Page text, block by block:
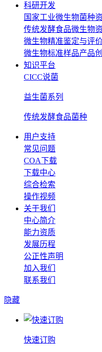
科研开发
国家工业微生物菌种
传统发酵食品微生物
微生物精准鉴定与评
微生物标准样品产品
知识平台
CICC说菌
益生菌系列
传统发酵食品菌种
用户支持
常见问题
COA下载
下载中心
综合检索
操作视频
关于我们
中心简介
能力资质
发展历程
公正性声明
加入我们
联系我们
隐藏
快速订购